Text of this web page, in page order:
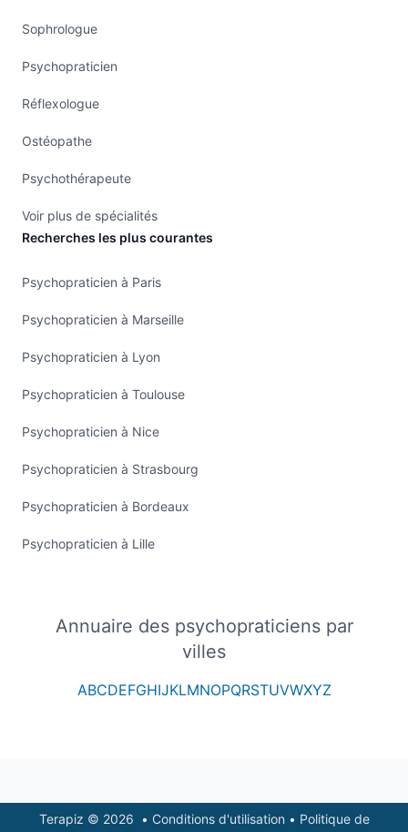
Sophrologue
Psychopraticien
Réflexologue
Ostéopathe
Psychothérapeute
Voir plus de spécialités
Recherches les plus courantes
Psychopraticien à Paris
Psychopraticien à Marseille
Psychopraticien à Lyon
Psychopraticien à Toulouse
Psychopraticien à Nice
Psychopraticien à Strasbourg
Psychopraticien à Bordeaux
Psychopraticien à Lille
Annuaire des psychopraticiens par
villes
ABCDEFGHIJKLMNOPQRSTUVWXYZ
FooterTerapiz © 2026 • Conditions d'utilisation • Politique de